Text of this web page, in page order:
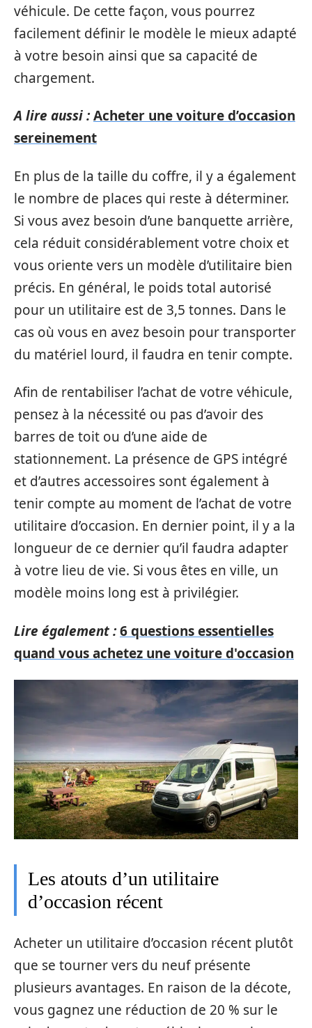
véhicule. De cette façon, vous pourrez
facilement définir le modèle le mieux adapté
à votre besoin ainsi que sa capacité de
chargement.
A lire aussi :Acheter une voiture d’occasion
sereinement
En plus de la taille du coffre, il y a également
le nombre de places qui reste à déterminer.
Si vous avez besoin d’une banquette arrière,
cela réduit considérablement votre choix et
vous oriente vers un modèle d’utilitaire bien
précis. En général, le poids total autorisé
pour un utilitaire est de 3,5 tonnes. Dans le
cas où vous en avez besoin pour transporter
du matériel lourd, il faudra en tenir compte.
Afin de rentabiliser l’achat de votre véhicule,
pensez à la nécessité ou pas d’avoir des
barres de toit ou d’une aide de
stationnement. La présence de GPS intégré
et d’autres accessoires sont également à
tenir compte au moment de l’achat de votre
utilitaire d’occasion. En dernier point, il y a la
longueur de ce dernier qu’il faudra adapter
à votre lieu de vie. Si vous êtes en ville, un
modèle moins long est à privilégier.
Lire également :6 questions essentielles
quand vous achetez une voiture d'occasion
Les atouts d’un utilitaire
d’occasion récent
Acheter un utilitaire d’occasion récent plutôt
que se tourner vers du neuf présente
plusieurs avantages. En raison de la décote,
vous gagnez une réduction de 20 % sur le